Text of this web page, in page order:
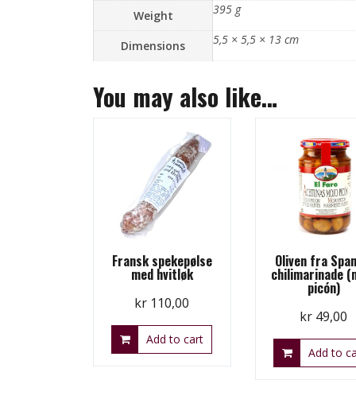
Weight 395 g
Dimensions 5,5 × 5,5 × 13 cm
You may also like…
Fransk spekepølse
med hvitløk
kr 110,00
Add to cart
Oliven fra
chilimarinade
picón)
kr 49,00
Add to